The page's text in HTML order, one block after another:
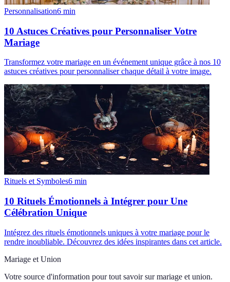
Personnalisation6 min
10 Astuces Créatives pour Personnaliser Votre
Mariage
Transformez votre mariage en un événement unique grâce à nos 10
astuces créatives pour personnaliser chaque détail à votre image.
Rituels et Symboles6 min
10 Rituels Émotionnels à Intégrer pour Une
Célébration Unique
Intégrez des rituels émotionnels uniques à votre mariage pour le
rendre inoubliable. Découvrez des idées inspirantes dans cet article.
Mariage et Union
Votre source d'information pour tout savoir sur mariage et union.